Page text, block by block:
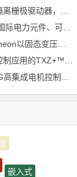
罗姆即将亮相2026深圳国际电力元件、可再生能源管理展览会暨研讨会
大联大诠鼎集团携手Infineon以固态变压器重构配电效率新标杆